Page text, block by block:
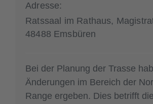
Adresse:
Ratssaal im Rathaus,
48488 Emsbüren
Bei der Planung der Trasse
Änderungen im Bereich der
Range ergeben. Dies betrifft